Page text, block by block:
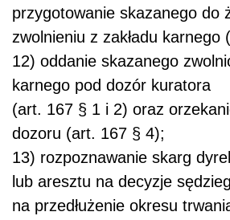
przygotowanie skazanego do
zwolnieniu z zakładu karnego
12) oddanie skazanego
karnego pod dozór kuratora
(art. 167 § 1 i 2) oraz
dozoru (art. 167 § 4);
13) rozpoznawanie skarg
lub aresztu na decyzje
na przedłużenie okresu